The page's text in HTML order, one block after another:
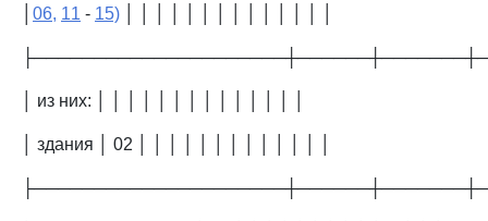
06, 11 - 15)
│ из них: │ │ │ │ │ │ │ │ │ │ │ │ │ │
│ здания │ 02 │ │ │ │ │ │ │ │ │ │ │ │ │